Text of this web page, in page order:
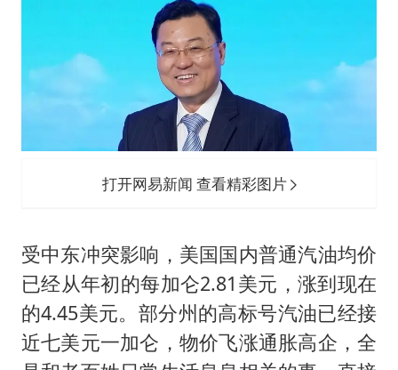
打开网易新闻 查看精彩图片
受中东冲突影响，美国国内普通汽油均价
已经从年初的每加仑2.81美元，涨到现在
的4.45美元。部分州的高标号汽油已经接
近七美元一加仑，物价飞涨通胀高企，全